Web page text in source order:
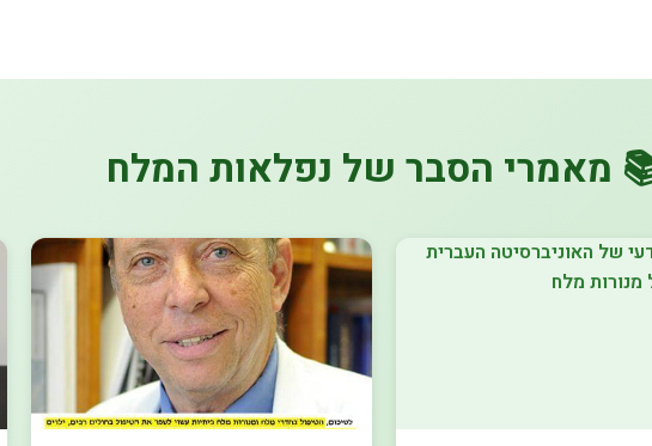
מאמרי הסבר של נפלאות המלח